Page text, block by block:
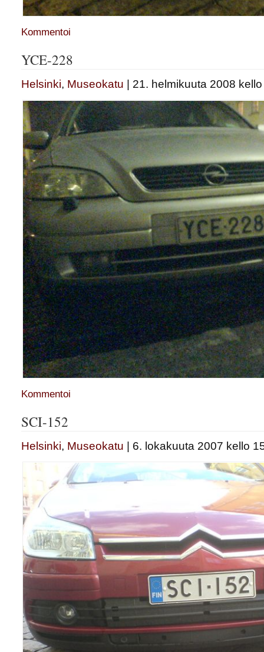
Kommentoi
YCE-228
Helsinki, Museokatu | 21. helmikuuta 2008
Kommentoi
SCI-152
Helsinki, Museokatu | 6. lokakuuta 2007 kello